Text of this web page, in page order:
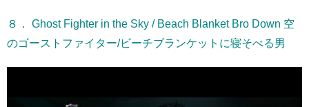
８． Ghost Fighter in the Sky / Beach Blanket Bro Down 空
のゴーストファイター/ビーチブランケットに寝そべる男